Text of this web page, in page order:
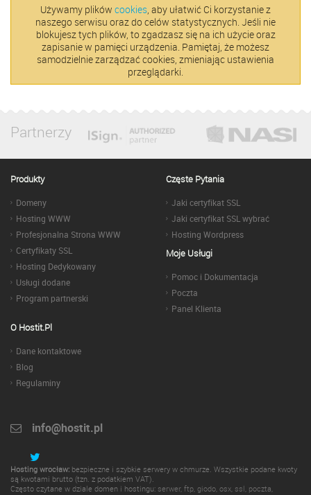
Używamy plików cookies, aby ułatwić Ci korzystanie z
naszego serwisu oraz do celów statystycznych. Jeśli nie
blokujesz tych plików, to zgadzasz się na ich użycie oraz
zapisanie w pamięci urządzenia. Pamiętaj, że możesz
samodzielnie zarządzać cookies, zmieniając ustawienia
przeglądarki.
Partnerzy
Produkty
Domeny
Hosting WWW
Profesjonalna Strona WWW
Certyfikaty SSL
Hosting Dedykowany
Usługi dodane
Program partnerski
Częste Pytania
Jaki certyfikat SSL
Jaki certyfikat SSL wybrać
Hosting Wordpress
Moje Usługi
Pomoc i Dokumentacja
Poczta
Panel Klienta
O Hostit.pl
Dane kontaktowe
Blog
Regulaminy
info@hostit.pl
Hosting wrocław: bezpieczne i szybkie serwery w chmurze. Wszystkie podane kwoty
są kwotami brutto (tzn. z podatkiem VAT).
Często czytane w dziale domen i hostingu: serwer, ftp, giodo, osx, ssl, poczta,